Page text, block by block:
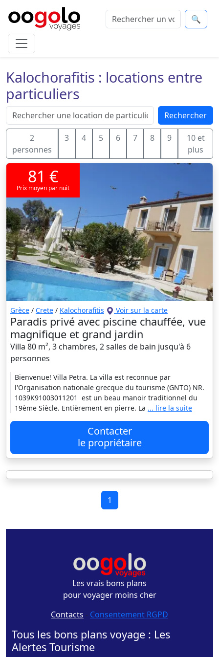
🔍
Kalochorafitis : locations entre
particuliers
Rechercher
2
personnes
3 4 5 6 7 8 9
10 et
plus
81 €
Prix moyen par nuit
Grèce / Crete / Kalochorafitis Voir sur la carte
Paradis privé avec piscine chauffée, vue
magnifique et grand jardin
Villa 80 m², 3 chambres, 2 salles de bain jusqu'à 6
personnes
Bienvenue! Villa Petra. La villa est reconnue par
l'Organisation nationale grecque du tourisme (GNTO) NR.
1039K91003011201 est un beau manoir traditionnel du
19ème Siècle. Entièrement en pierre. La ... lire la suite
Contacter
le propriétaire
1
Les vrais bons plans
pour voyager moins cher
Contacts - Consentement RGPD
Tous les bons plans voyage : Les
Alertes Tourisme